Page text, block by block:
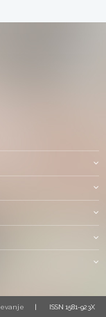
ISSN 1581-923X